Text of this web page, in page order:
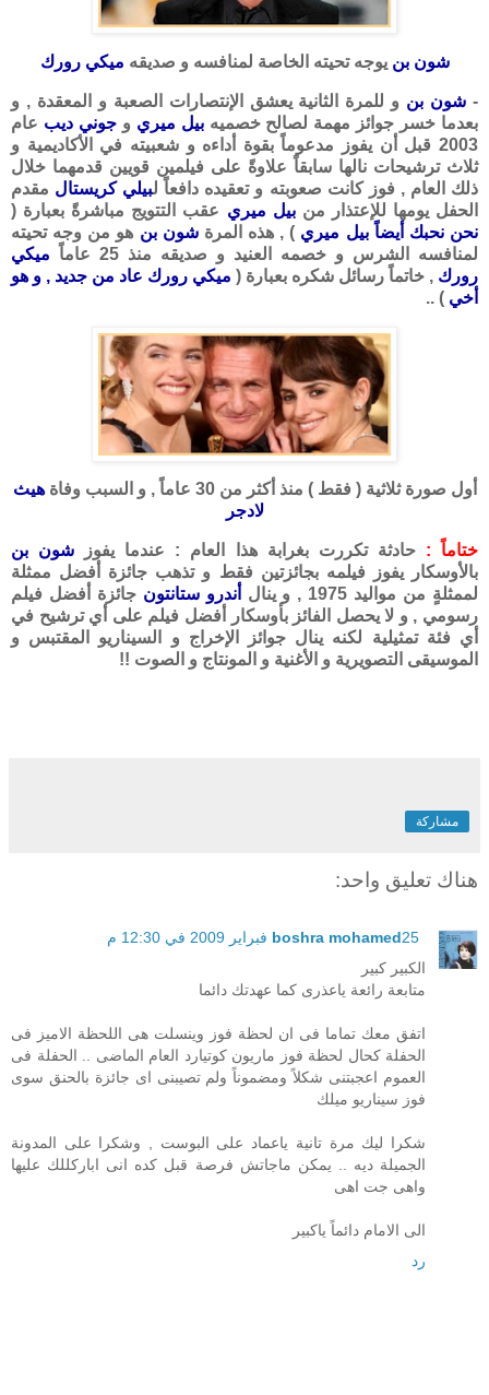
شون بن يوجه تحيته الخاصة لمنافسه و صديقه ميكي رورك
- شون بن و للمرة الثانية يعشق الإنتصارات الصعبة و المعقدة , و
بعدما خسر جوائز مهمة لصالح خصميهبيل ميري وجوني ديب عام
2003 قبل أن يفوز مدعوماً بقوة أداءه و شعبيته في الأكاديمية و
ثلاث ترشيحات نالها سابقاً علاوةً على فيلمين قويين قدمهما خلال
ذلك العام , فوز كانت صعوبته و تعقيده دافعاً لبيلي كريستال مقدم
الحفل يومها للإعتذار منبيل ميري عقب التتويج مباشرةً بعبارة (
نحن نحبك أيضاً بيل ميري ) , هذه المرةشون بن هو من وجه تحيته
لمنافسه الشرس و خصمه العنيد و صديقه منذ 25 عاماً
ميكي
رورك , خاتماً رسائل شكره بعبارة ( ميكي رورك عاد من جديد , و هو
أخي ) ..
أول صورة ثلاثية ( فقط ) منذ أكثر من 30 عاماً , و السبب وفاة
هيث
لادجر
ختاماً : حادثة تكررت بغرابة هذا العام : عندما يفوز شون بن
بالأوسكار يفوز فيلمه بجائزتين فقط و تذهب جائزة أفضل ممثلة
لممثلةٍ من مواليد 1975 , و ينال
أندرو ستانتون جائزة أفضل فيلم
رسومي , و لا يحصل الفائز بأوسكار أفضل فيلم على أي ترشيح في
أي فئة تمثيلية لكنه ينال جوائز الإخراج و السيناريو المقتبس و
الموسيقى التصويرية و الأغنية و المونتاج و الصوت !!
مشاركة
هناك تعليق واحد:
boshra mohamed25 فبراير 2009 في 12:30 م
الكبير كبير
متابعة رائعة ياعذرى كما عهدتك دائما
اتفق معك تماما فى ان لحظة فوز وينسلت هى اللحظة الاميز فى
الحفلة كحال لحظة فوز ماريون كوتيارد العام الماضى .. الحفلة فى
العموم اعجبتنى شكلاً ومضموناً ولم تصيبنى اى جائزة بالحنق سوى
فوز سيناريو ميلك
شكرا ليك مرة تانية ياعماد على البوست , وشكرا على المدونة
الجميلة ديه .. يمكن ماجاتش فرصة قبل كده انى اباركللك عليها
واهى جت اهى
الى الامام دائماً ياكبير
رد